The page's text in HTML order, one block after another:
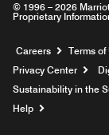
© 1996 – 2026
Proprietary
Careers Terms of
Privacy Center
Sustainability in the
Help